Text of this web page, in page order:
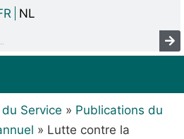
NL
Service » Publications du
» Lutte contre la